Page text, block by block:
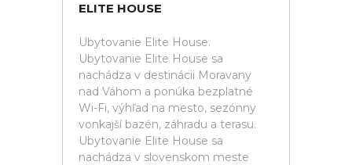
ELITE HOUSE
Ubytovanie Elite House.
Ubytovanie Elite House sa
nachádza v destinácii Moravany
nad Váhom a ponúka bezplatné
Wi-Fi, výhľad na mesto, sezónny
vonkajší bazén, záhradu a terasu.
Ubytovanie Elite House sa
nachádza v slovenskom meste